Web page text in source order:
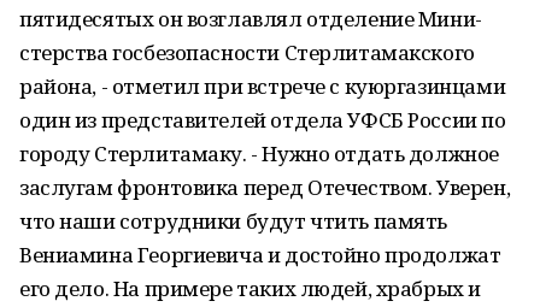
пятидесятых он возглавлял отделение Мини­
стерства госбезопасности Стерлитамакского
района, - отметил при встрече с куюргазинцами
один из представителей отдела УФСБ России по
городу Стерлитамаку. - Нужно отдать должное
заслугам фронтовика перед Отечеством. Уверен,
что наши сотрудники будут чтить память
Вениамина Георгиевича и достойно продолжат
его дело. На примере таких людей, храбрых и